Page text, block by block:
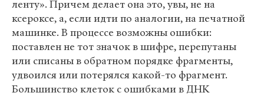
ленту». Причем делает она это, увы, не на
ксероксе, а, если идти по аналогии, на печатной
машинке. В процессе возможны ошибки:
поставлен не тот значок в шифре, перепутаны
или списаны в обратном порядке фрагменты,
удвоился или потерялся какой-то фрагмент.
Большинство клеток с ошибками в ДНК